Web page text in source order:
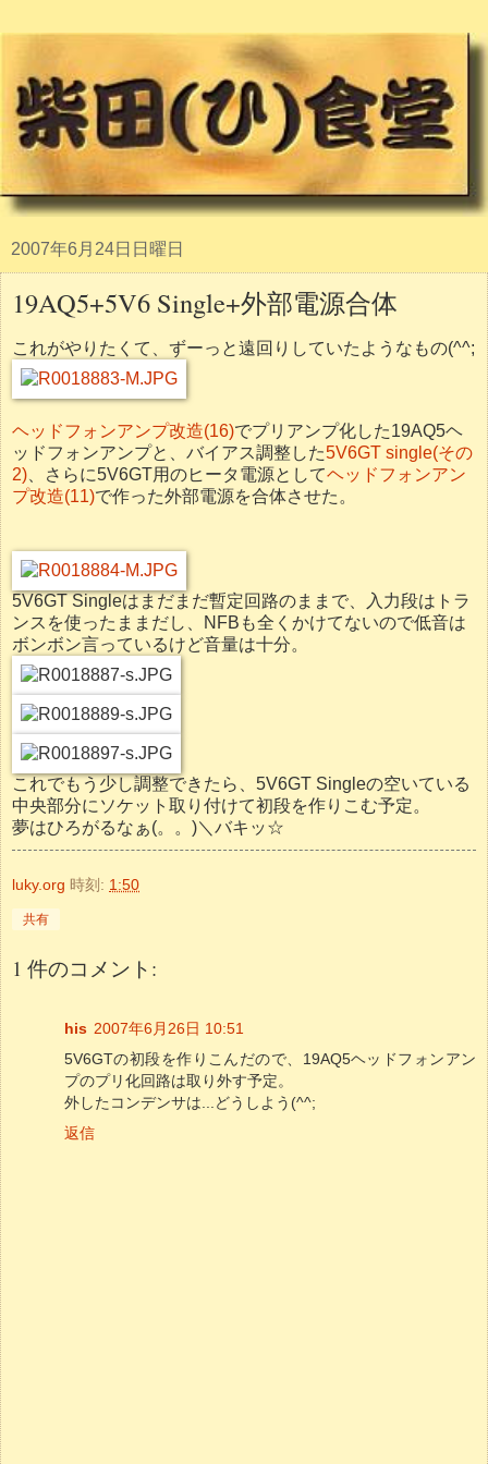
2007年6月24日日曜日
19AQ5+5V6 Single+外部電源合体
これがやりたくて、ずーっと遠回りしていたようなもの(^^;
ヘッドフォンアンプ改造(16)でプリアンプ化した19AQ5ヘ
ッドフォンアンプと、バイアス調整した5V6GT single(その
2)、さらに5V6GT用のヒータ電源としてヘッドフォンアン
プ改造(11)で作った外部電源を合体させた。
5V6GT Singleはまだまだ暫定回路のままで、入力段はトラ
ンスを使ったままだし、NFBも全くかけてないので低音は
ボンボン言っているけど音量は十分。
これでもう少し調整できたら、5V6GT Singleの空いている
中央部分にソケット取り付けて初段を作りこむ予定。
夢はひろがるなぁ(。。)＼バキッ☆
luky.org 時刻: 1:50
共有
1 件のコメント:
his 2007年6月26日 10:51
5V6GTの初段を作りこんだので、19AQ5ヘッドフォンアン
プのプリ化回路は取り外す予定。
外したコンデンサは...どうしよう(^^;
返信